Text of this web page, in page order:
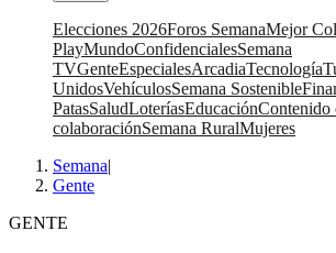
Elecciones 2026Foros SemanaMejor
PlayMundoConfidencialesSemana
TVGenteEspecialesArcadiaTecnología
UnidosVehículosSemana Sostenible
PatasSaludLoteríasEducaciónContenido
colaboraciónSemana RuralMujeres
Semana|
Gente
GENTE